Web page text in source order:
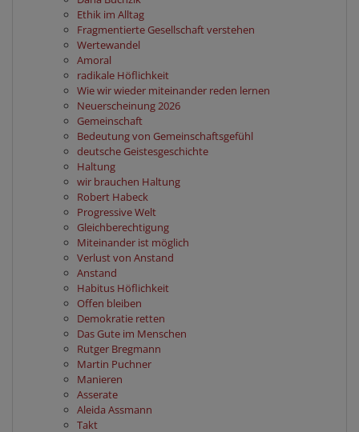
Ethik im Alltag
Fragmentierte Gesellschaft verstehen
Wertewandel
Amoral
radikale Höflichkeit
Wie wir wieder miteinander reden lernen
Neuerscheinung 2026
Gemeinschaft
Bedeutung von Gemeinschaftsgefühl
deutsche Geistesgeschichte
Haltung
wir brauchen Haltung
Robert Habeck
Progressive Welt
Gleichberechtigung
Miteinander ist möglich
Verlust von Anstand
Anstand
Habitus Höflichkeit
Offen bleiben
Demokratie retten
Das Gute im Menschen
Rutger Bregmann
Martin Puchner
Manieren
Asserate
Aleida Assmann
Takt